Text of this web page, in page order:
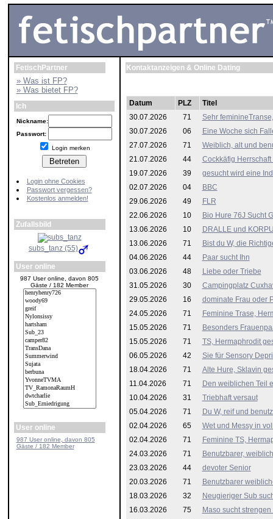
FetischPartner
» Was ist FP?
» Was bietet FP?
Ich
Nickname:
Passwort:
Login merken
Login ohne Cookies
Passwort vergessen?
Kostenlos anmelden!
Zufallsbild
subs_tanz (55)
User online
987 User online, davon 805
Gäste / 182 Member
User online
987 User online, davon 805
Gäste / 182 Member
Kontaktanzeigen & Online Dating
Datum PLZ
Titel
30.07.2026
71
Sehr
30.07.2026
06
Eine Woche sich
27.07.2026
71
Weiblich, alt und
21.07.2026
44
Cockkäfig
19.07.2026
39
gesucht wird eine
02.07.2026
04
BBC
29.06.2026
49
FLR
22.06.2026
10
Bio Hure 76J Sucht
13.06.2026
10
DRALLE und
13.06.2026
71
Bist du W, die
04.06.2026
44
Paar sucht Ihn
03.06.2026
48
Liebe oder Triebe
31.05.2026
30
Campingplatz
29.05.2026
16
dominate Frau oder
24.05.2026
71
Feminine Trase,
15.05.2026
71
Besonders
15.05.2026
71
TS, Hermaphrodit
06.05.2026
42
Sie für Sensory
18.04.2026
71
Alte Hure, Sklavin
11.04.2026
71
Den weiblichen Teil
10.04.2026
31
Triebhaft versaut
05.04.2026
71
Du W, reif und
02.04.2026
65
Wet und Messy in
02.04.2026
71
Feminine TS,
24.03.2026
71
Benutzbarer,
23.03.2026
44
devoter Senior
20.03.2026
71
Benutzbarer
18.03.2026
32
Neugieriger Sub
16.03.2026
75
Maso sucht